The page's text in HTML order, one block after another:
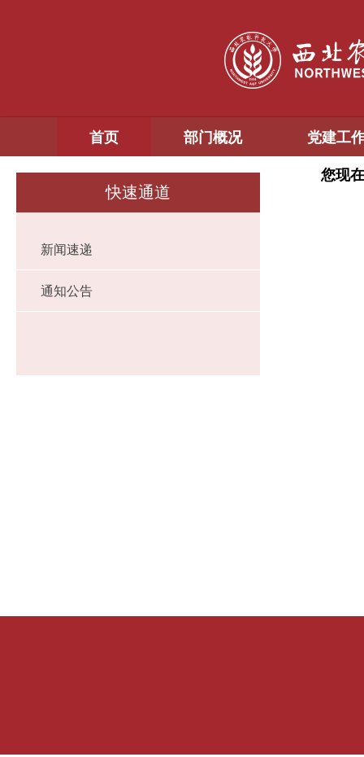
首页 部门概况 党建工
快速通道
新闻速递
通知公告
您现